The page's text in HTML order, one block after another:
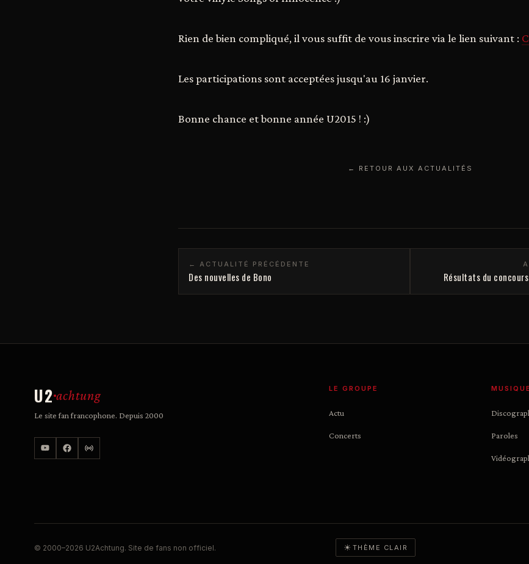
Rien de bien compliqué, il vous suffit de vous inscrire via le lien suivant :
Les participations sont acceptées jusqu'au 16 janvier.
Bonne chance et bonne année U2015 ! :)
← RETOUR AUX ACTUALITÉS
← ACTUALITÉ PRÉCÉDENTE
Des nouvelles de Bono Résultats du
U2 achtung
Le site fan francophone. Depuis 2000
LE GROUPE
Actu
Concerts
MUSIQUE
Paroles
© 2000–2026 U2Achtung. Site de fans non officiel. ☀ THÈME CLAIR